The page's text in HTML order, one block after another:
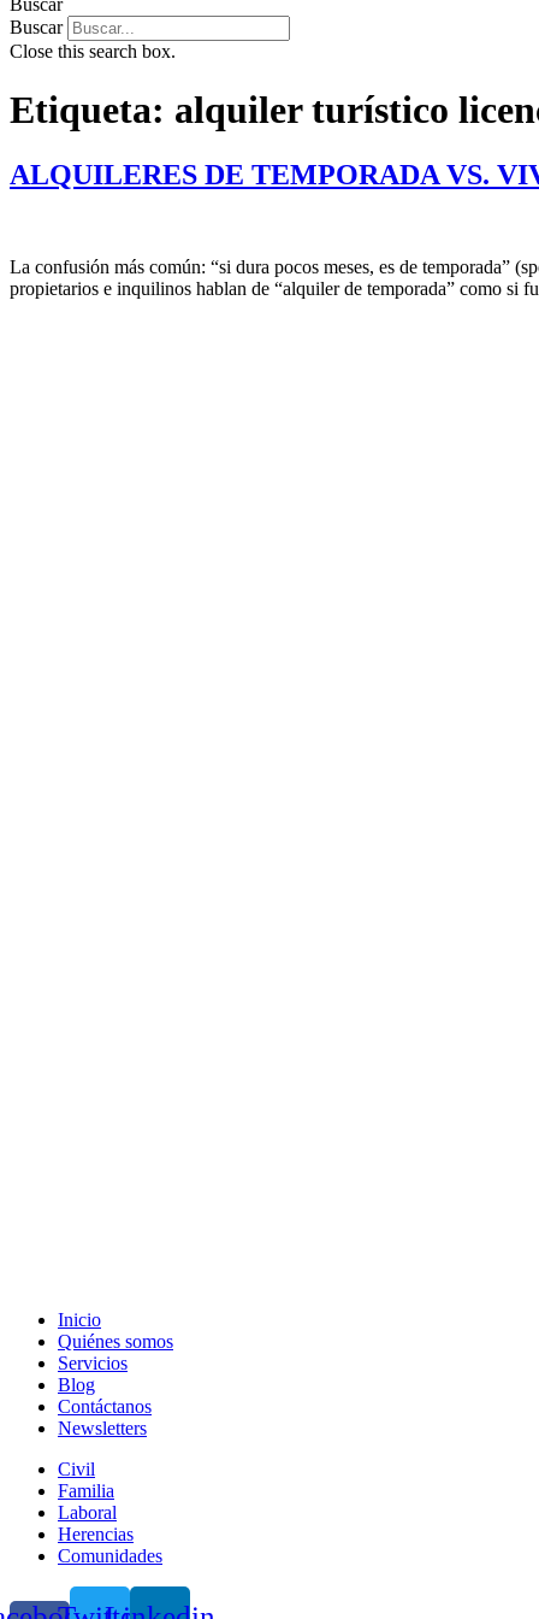
Buscar
Buscar
Close this search box.
Etiqueta: alquiler turístico
ALQUILERES DE TEMPORADA VS.
La confusión más común: “si dura pocos meses, es de temporada”
propietarios e inquilinos hablan de “alquiler de temporada” como si
Inicio
Quiénes somos
Servicios
Blog
Contáctanos
Newsletters
Civil
Familia
Laboral
Herencias
Comunidades